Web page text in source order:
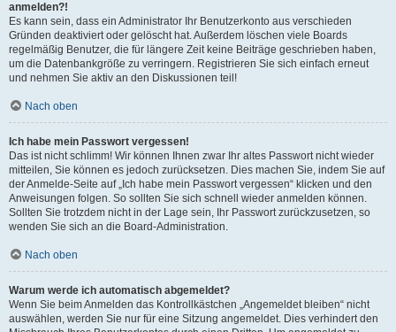
anmelden?!
Es kann sein, dass ein Administrator Ihr Benutzerkonto aus verschieden
Gründen deaktiviert oder gelöscht hat. Außerdem löschen viele Boards
regelmäßig Benutzer, die für längere Zeit keine Beiträge geschrieben haben,
um die Datenbankgröße zu verringern. Registrieren Sie sich einfach erneut
und nehmen Sie aktiv an den Diskussionen teil!
Nach oben
Ich habe mein Passwort vergessen!
Das ist nicht schlimm! Wir können Ihnen zwar Ihr altes Passwort nicht wieder
mitteilen, Sie können es jedoch zurücksetzen. Dies machen Sie, indem Sie auf
der Anmelde-Seite auf „Ich habe mein Passwort vergessen“ klicken und den
Anweisungen folgen. So sollten Sie sich schnell wieder anmelden können.
Sollten Sie trotzdem nicht in der Lage sein, Ihr Passwort zurückzusetzen, so
wenden Sie sich an die Board-Administration.
Nach oben
Warum werde ich automatisch abgemeldet?
Wenn Sie beim Anmelden das Kontrollkästchen „Angemeldet bleiben“ nicht
auswählen, werden Sie nur für eine Sitzung angemeldet. Dies verhindert den